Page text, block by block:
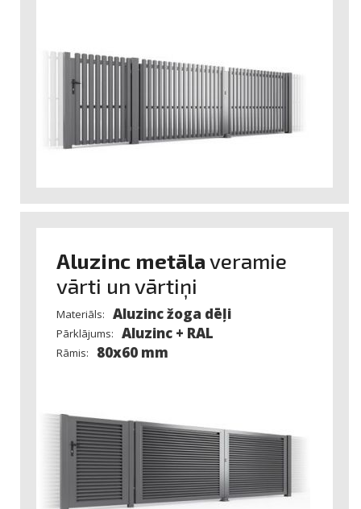
Aluzinc metālaveramie
vārti un vārtiņi
Materiāls: Aluzinc žoga dēļi
Pārklājums: Aluzinc + RAL
Rāmis: 80x60 mm